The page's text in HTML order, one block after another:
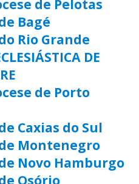
de Pelotas
Bagé
Rio Grande
DE
de Porto
Caxias do Sul
Montenegro
Novo Hamburgo
Osório